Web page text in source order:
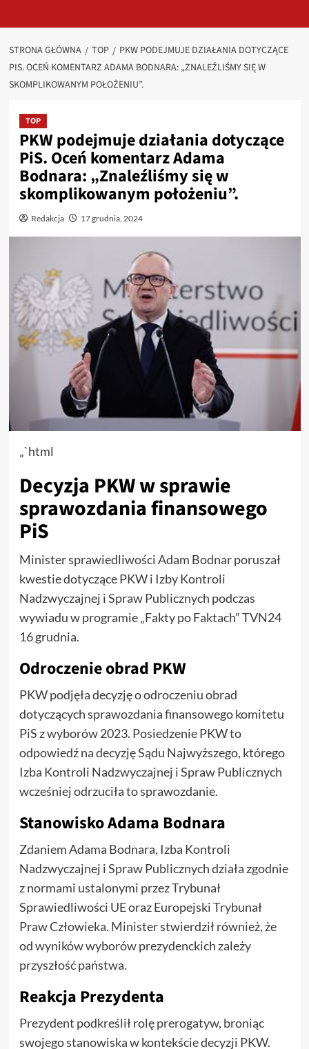
STRONA GŁÓWNA TOP
PKW PODEJMUJE DZIAŁANIA DOTYCZĄCE
PIS. OCEŃ KOMENTARZ ADAMA BODNARA: „ZNALEŹLIŚMY SIĘ W
SKOMPLIKOWANYM POŁOŻENIU”.
TOP
PKW podejmuje działania dotyczące
PiS. Oceń komentarz Adama
Bodnara: „Znaleźliśmy się w
skomplikowanym położeniu”.
Redakcja 17 grudnia, 2024
„`html
Decyzja PKW w sprawie
sprawozdania finansowego
PiS
Minister sprawiedliwości Adam Bodnar poruszał
kwestie dotyczące PKW i Izby Kontroli
Nadzwyczajnej i Spraw Publicznych podczas
wywiadu w programie „Fakty po Faktach” TVN24
16 grudnia.
Odroczenie obrad PKW
PKW podjęła decyzję o odroczeniu obrad
dotyczących sprawozdania finansowego komitetu
PiS z wyborów 2023. Posiedzenie PKW to
odpowiedź na decyzję Sądu Najwyższego, którego
Izba Kontroli Nadzwyczajnej i Spraw Publicznych
wcześniej odrzuciła to sprawozdanie.
Stanowisko Adama Bodnara
Zdaniem Adama Bodnara, Izba Kontroli
Nadzwyczajnej i Spraw Publicznych działa zgodnie
z normami ustalonymi przez Trybunał
Sprawiedliwości UE oraz Europejski Trybunał
Praw Człowieka. Minister stwierdził również, że
od wyników wyborów prezydenckich zależy
przyszłość państwa.
Reakcja Prezydenta
Prezydent podkreślił rolę prerogatyw, broniąc
swojego stanowiska w kontekście decyzji PKW.